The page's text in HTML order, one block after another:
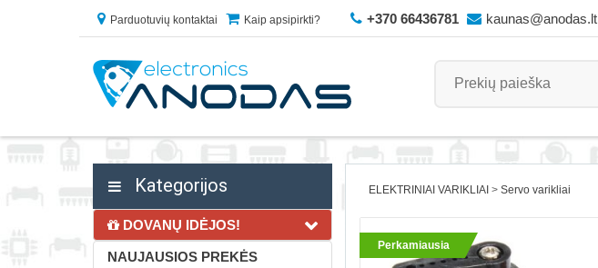
Parduotuvių kontaktai Kaip apsipirkti? +370 66436781 kaunas@anodas.lt
Kategorijos
DOVANŲ IDĖJOS!
NAUJAUSIOS PREKĖS
ELEKTRINIAI VARIKLIAI Servo varikliai
Perkamiausia